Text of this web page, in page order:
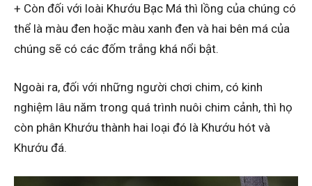
+ Còn đối với loài Khướu Bạc Má thì lồng của chúng có
thể là màu đen hoặc màu xanh đen và hai bên má của
chúng sẽ có các đốm trắng khá nổi bật.
Ngoài ra, đối với những người chơi chim, có kinh
nghiệm lâu năm trong quá trình nuôi chim cảnh, thì họ
còn phân Khướu thành hai loại đó là Khướu hót và
Khướu đá.